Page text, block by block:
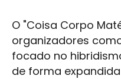
O "Coisa Corpo
organizadores
focado no
de forma